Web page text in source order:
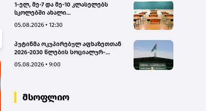
1-ელ, მე-7 და მე-10 კლასელებს
სკოლებში ახალი
პროგრამები დახვდებათ - ასევე
რომლითაც საგაკვეთილო პროცესში
ტელეფონების გამოყენება
იზღუდება
05.08.2026 • 12:30
პუტინმა ოკუპირებულ აფხაზეთთან
2026-2030 წლების სოციალურ-
შეთანხმების რატიფიცირებას ხელი
05.08.2026 • 9:00
მსოფლიო